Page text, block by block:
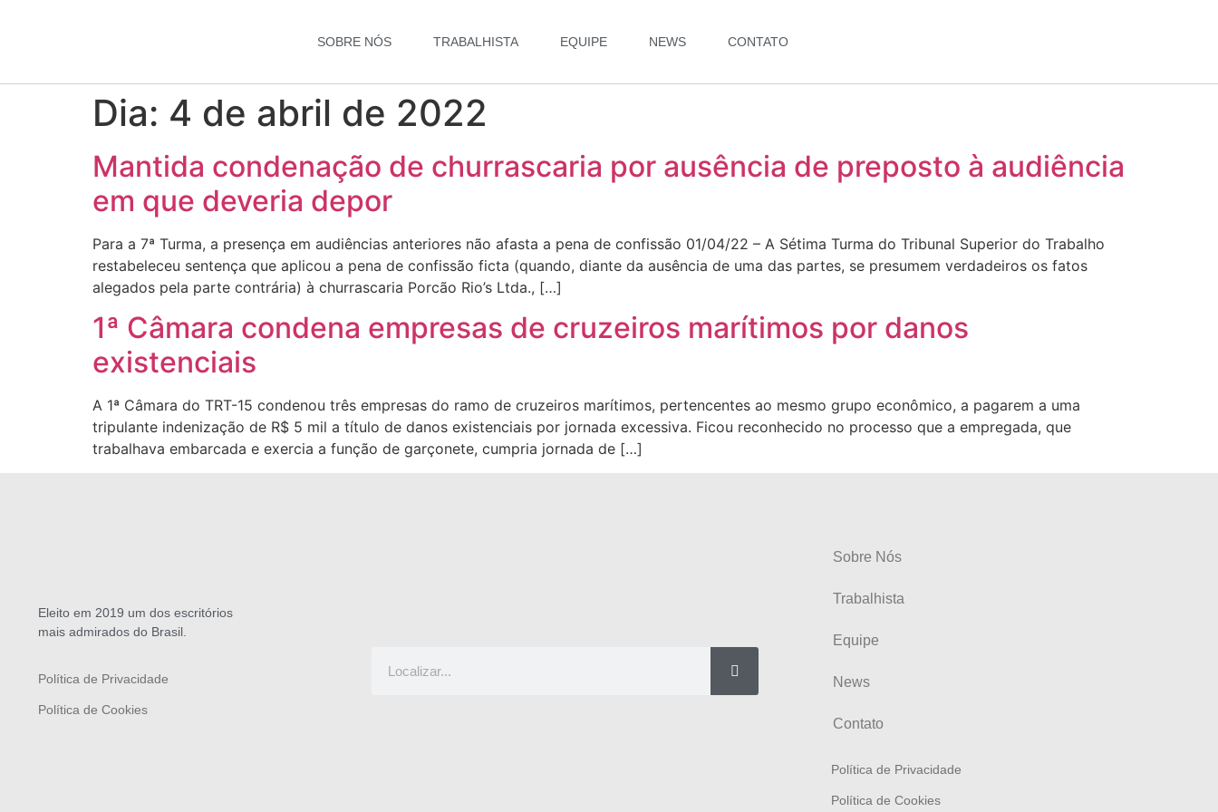
SOBRE NÓS TRABALHISTA EQUIPE NEWS CONTATO
Dia: 4 de abril de 2022
Mantida condenação de churrascaria por ausência de preposto à audiência
em que deveria depor
Para a 7ª Turma, a presença em audiências anteriores não afasta a pena de confissão 01/04/22 – A Sétima Turma do Tribunal Superior do Trabalho
restabeleceu sentença que aplicou a pena de confissão ficta (quando, diante da ausência de uma das partes, se presumem verdadeiros os fatos
alegados pela parte contrária) à churrascaria Porcão Rio’s Ltda., […]
1ª Câmara condena empresas de cruzeiros marítimos por danos
existenciais
A 1ª Câmara do TRT-15 condenou três empresas do ramo de cruzeiros marítimos, pertencentes ao mesmo grupo econômico, a pagarem a uma
tripulante indenização de R$ 5 mil a título de danos existenciais por jornada excessiva. Ficou reconhecido no processo que a empregada, que
trabalhava embarcada e exercia a função de garçonete, cumpria jornada de […]
Eleito em 2019 um dos escritórios
mais admirados do Brasil.
Política de Privacidade
Política de Cookies
Sobre Nós
Trabalhista
Equipe
News
Contato
Política de Privacidade
Política de Cookies